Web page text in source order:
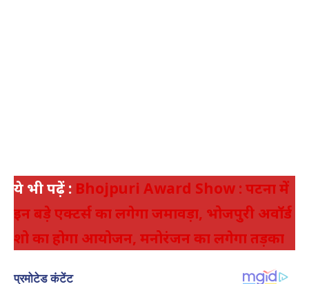
ये भी पढ़ें : Bhojpuri Award Show : पटना में
इन बड़े एक्टर्स का लगेगा जमावड़ा, भोजपुरी अवॉर्ड
शो का होगा आयोजन, मनोरंजन का लगेगा तड़का